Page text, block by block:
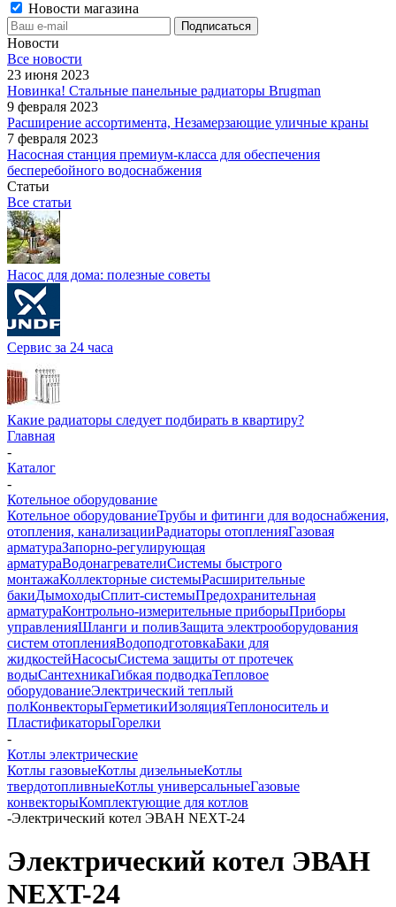
Новости магазина
Новости
Все новости
23 июня 2023
Новинка! Стальные панельные радиаторы Brugman
9 февраля 2023
Расширение ассортимента, Незамерзающие уличные краны
7 февраля 2023
Насосная станция премиум-класса для обеспечения
бесперебойного водоснабжения
Статьи
Все статьи
Насос для дома: полезные советы
Сервис за 24 часа
Какие радиаторы следует подбирать в квартиру?
Главная
-
Каталог
-
Котельное оборудование
Котельное оборудованиеТрубы и фитинги для водоснабжения,
отопления, канализацииРадиаторы отопленияГазовая
арматураЗапорно-регулирующая
арматураВодонагревателиСистемы быстрого
монтажаКоллекторные системыРасширительные
бакиДымоходыСплит-системыПредохранительная
арматураКонтрольно-измерительные приборыПриборы
управленияШланги и поливЗащита электрооборудования
систем отопленияВодоподготовкаБаки для
жидкостейНасосыСистема защиты от протечек
водыСантехникаГибкая подводкаТепловое
оборудованиеЭлектрический теплый
полКонвекторыГерметикиИзоляцияТеплоноситель и
ПластификаторыГорелки
-
Котлы электрические
Котлы газовыеКотлы дизельныеКотлы
твердотопливныеКотлы универсальныеГазовые
конвекторыКомплектующие для котлов
-Электрический котел ЭВАН NEXT-24
Электрический котел ЭВАН
NEXT-24